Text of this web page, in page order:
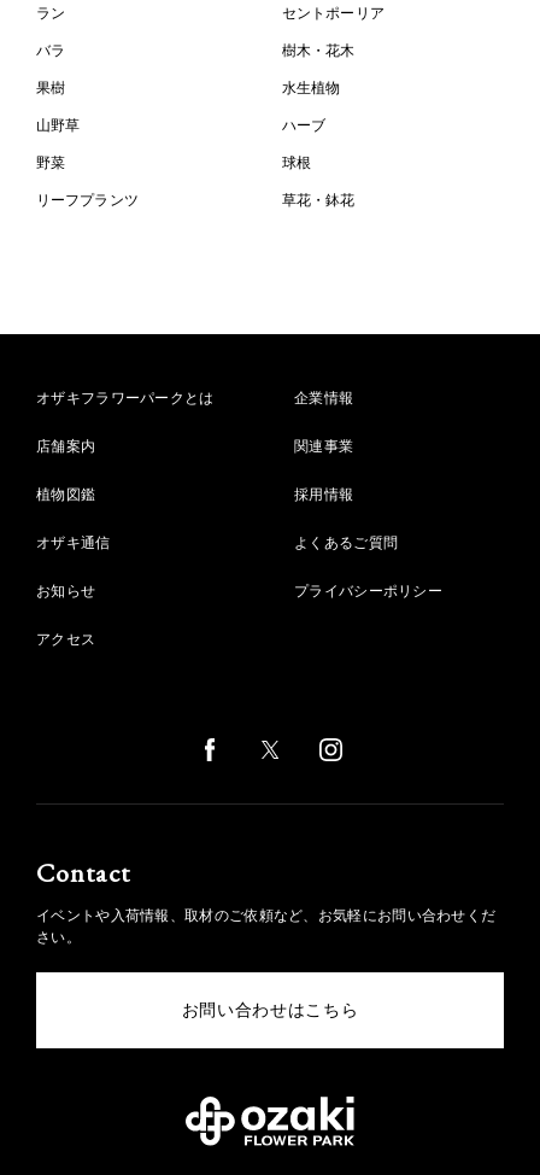
ラン セントポーリア
バラ 樹木・花木
果樹 水生植物
山野草 ハーブ
野菜 球根
リーフプランツ 草花・鉢花
オザキフラワーパークとは
店舗案内
植物図鑑
オザキ通信
お知らせ
アクセス
企業情報
関連事業
採用情報
よくあるご質問
プライバシーポリシー
Contact
イベントや入荷情報、取材のご依頼など、お気軽にお問い合わせくだ
さい。
お問い合わせはこちら